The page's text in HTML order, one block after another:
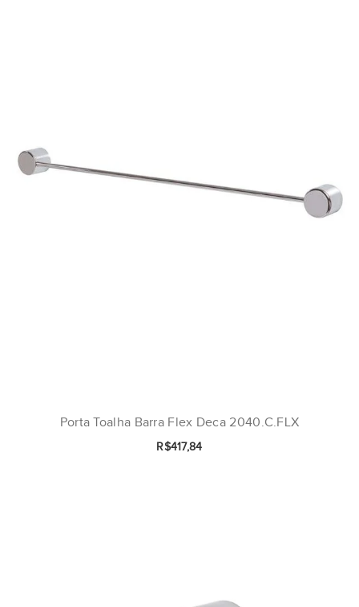
Porta Toalha Barra Flex Deca 2040.C.FLX
R$417,84